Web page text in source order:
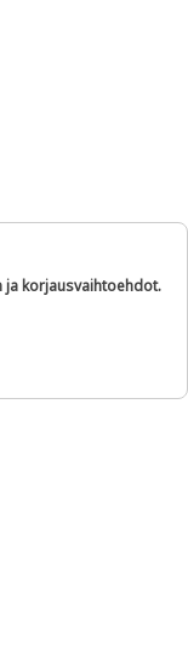
ja korjausvaihtoehdot.